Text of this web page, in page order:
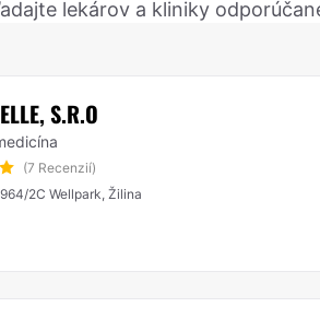
lekárov a kliniky
S.R.O
(7 Recenzií)
2C Wellpark, Žilina